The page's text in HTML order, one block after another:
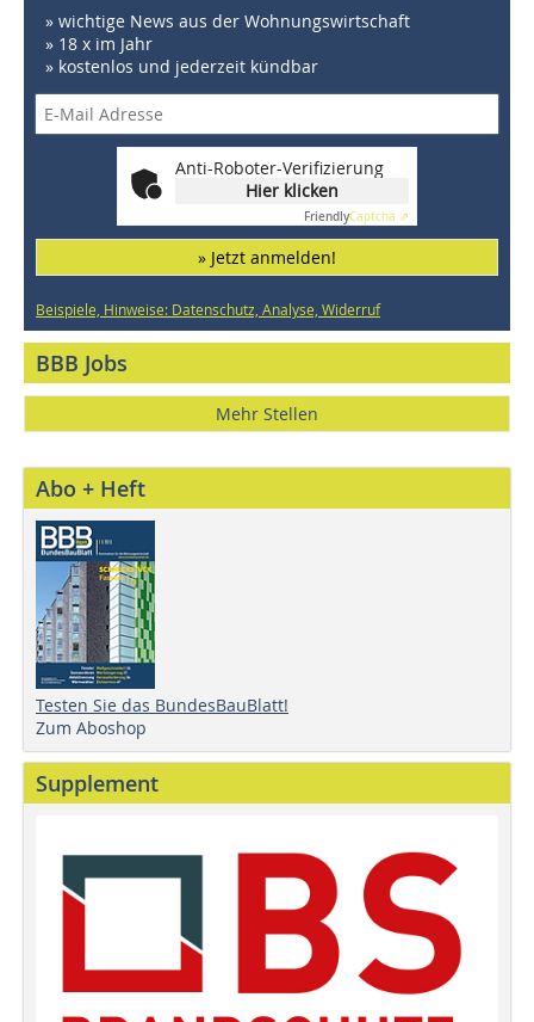
» wichtige News aus der Wohnungswirtschaft
» 18 x im Jahr
» kostenlos und jederzeit kündbar
Anti-Roboter-Verifizierung
Hier klicken
FriendlyCaptcha ⇗
» Jetzt anmelden!
Beispiele, Hinweise: Datenschutz, Analyse, Widerruf
BBB Jobs
Mehr Stellen
Abo + Heft
Testen Sie das BundesBauBlatt!
Zum Aboshop
Supplement